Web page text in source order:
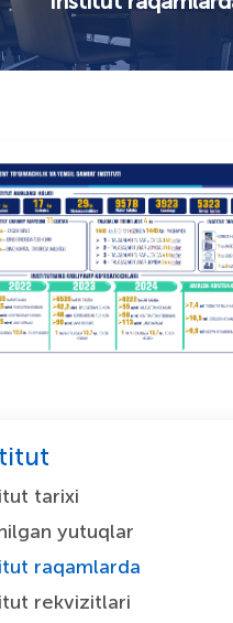
tarixi
yutuqlar
raqamlarda
rekvizitlari